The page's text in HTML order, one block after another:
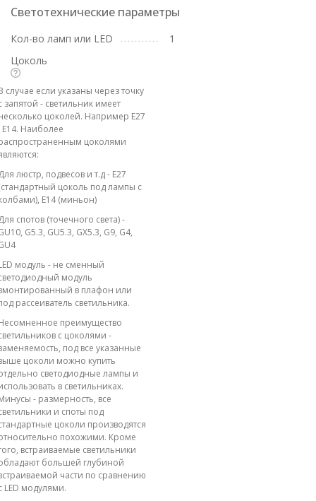
Светотехнические параметры
Кол-во ламп или LED
1
Цоколь
случае если указаны через точку
запятой - светильник имеет
цоколей. Например E27
E14. Наиболее
цоколями
люстр, подвесов и т.д - E27
цоколь под лампы с
E14 (миньон)
спотов (точечного света) -
G5.3, GU5.3, GX5.3, G9, G4,
модуль - не сменный
модуль
в плафон или
рассеиватель светильника.
преимущество
с цоколями -
под все указанные
цоколи можно купить
светодиодные лампы и
в светильниках.
- размерность, все
и споты под
цоколи производятся
похожими. Кроме
встраиваемые светильники
большей глубиной
части по сравнению
LED модулями.